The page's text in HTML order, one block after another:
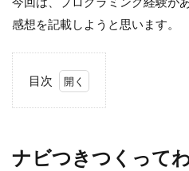
感想を記載しようと思います。
目次
つ
き
ナビつきつくって